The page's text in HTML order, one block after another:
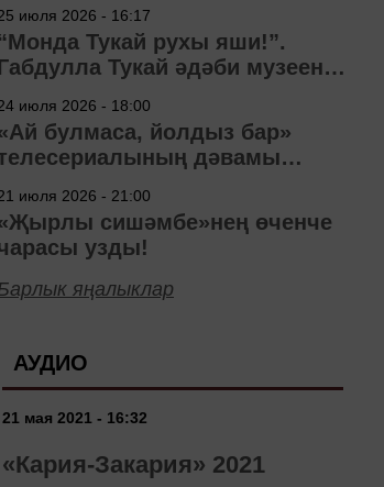
июля 2026 - 16:17
Тукай рухы яши!”.
Тукай әдәби музеена
июля 2026 - 18:00
булмаса, йолдыз бар»
дәвамы
июля 2026 - 21:00
сишәмбе»нең өченче
узды!
яңалыклар
АУДИО
21 мая 2021 - 16:32
«Кария-Закария» 2021